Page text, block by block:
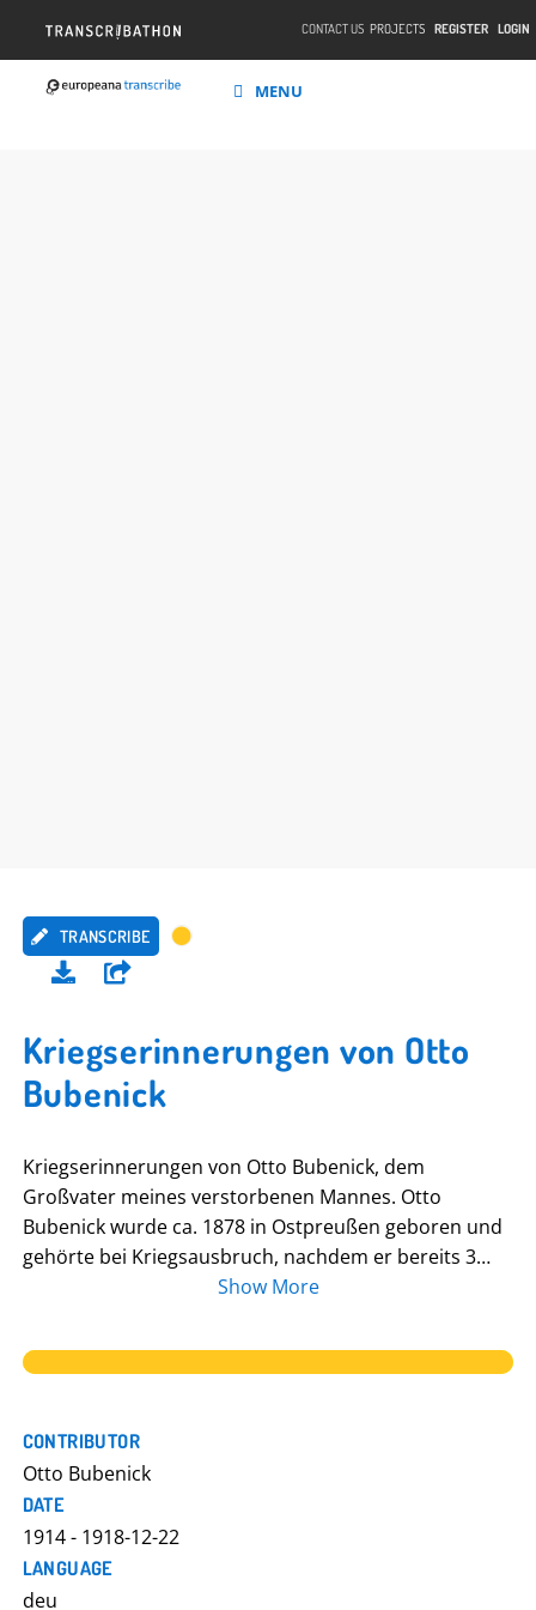
CONTACT US PROJECTS REGISTER LOGIN
MENU
TRANSCRIBE
Kriegserinnerungen von Otto
Bubenick
Kriegserinnerungen von Otto Bubenick, dem
Großvater meines verstorbenen Mannes. Otto
Bubenick wurde ca. 1878 in Ostpreußen geboren und
gehörte bei Kriegsausbruch, nachdem er bereits 3
Jahre zuvor aus der Ersatzreserve ausgeschieden war,
wurde er als auglich für Fußartillerie befunden.
Bubenick trat der Görlitzer Landsturmriege bei und
zu den Pionieren nach Posen, später wurde er an die
Westfront, nach Belgien und Frankreich, und nach
Trient beordert. Eine Zeitlang musste er auch an die
Ostfront, nach Russland, z.B. war er in Srednia Buda
stationiert. Er wurde im Dezember 1918 aus dem
Militärdient entlassen und kehrte am 22. des Monats
Show More
CONTRIBUTOR
Otto Bubenick
DATE
1914 - 1918-12-22
LANGUAGE
deu